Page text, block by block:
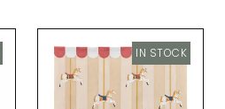
IN STOCK